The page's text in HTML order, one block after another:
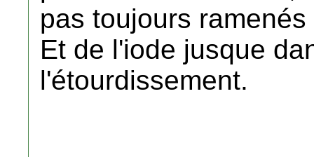
pas toujours
Et de l'iode jusque
l'étourdissement.